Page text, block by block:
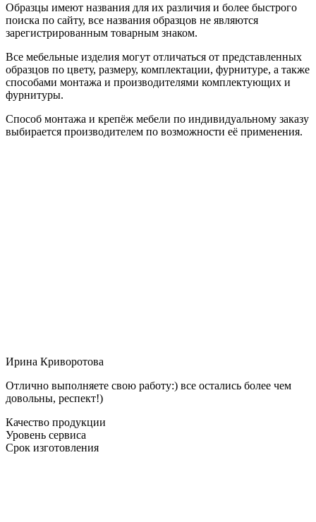
Образцы имеют названия для их различия и более быстрого
поиска по сайту, все названия образцов не являются
зарегистрированным товарным знаком.
Все мебельные изделия могут отличаться от представленных
образцов по цвету, размеру, комплектации, фурнитуре, а также
способами монтажа и производителями комплектующих и
фурнитуры.
Способ монтажа и крепёж мебели по индивидуальному заказу
выбирается производителем по возможности её применения.
Ирина Криворотова
Отлично выполняете свою работу:) все остались более чем
довольны, респект!)
Качество продукции
Уровень сервиса
Срок изготовления